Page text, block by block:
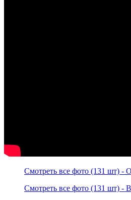
Смотреть все фото (131 шт) -
Смотреть все фото (131 шт) -